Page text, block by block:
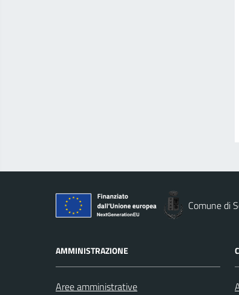
Comune di
AMMINISTRAZIONE
Aree amministrative